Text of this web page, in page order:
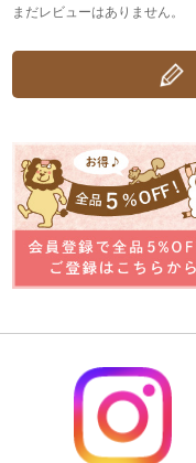
まだレビューはありません。